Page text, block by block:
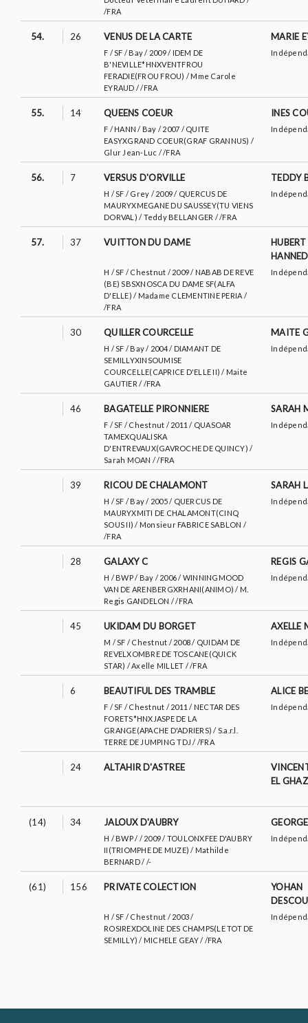
/FRA
54. 26 VENUS DE LA CARTE MARIE
F / SF / Bay / 2009 / IDEM DE
B'NEVILLE*HNXVENTFROU
FERADIE(FROU FROU) / Mme Carole
EYRAUD / /FRA
55. 14 QUEENS COEUR INES
F / HANN / Bay / 2007 / QUITE
EASYXGRAND COEUR(GRAF GRANNUS) /
Glur Jean-Luc / /FRA
56. 7 VERSUS D'ORVILLE TEDDY
H / SF / Grey / 2009 / QUERCUS DE
MAURYXMEGANE DU SAUSSEY(TU VIENS
DORVAL) / Teddy BELLANGER / /FRA
57. 37 VUITTON DU DAME
HUBERT
H / SF / Chestnut / 2009 / NABAB DE REVE
(BE) SBSXNOSCA DU DAME SF(ALFA
D'ELLE) / Madame CLEMENTINE PERIA /
/FRA
30 QUILLER COURCELLE MAITE
H / SF / Bay / 2004 / DIAMANT DE
SEMILLYXINSOUMISE
COURCELLE(CAPRICE D'ELLE II) / Maite
GAUTIER / /FRA
46 BAGATELLE PIRONNIERE SARAH
F / SF / Chestnut / 2011 / QUASOAR
TAMEXQUALISKA
D'ENTREVAUX(GAVROCHE DE QUINCY) /
Sarah MOAN / /FRA
39 RICOU DE CHALAMONT SARAH
H / SF / Bay / 2005 / QUERCUS DE
MAURYXMITI DE CHALAMONT(CINQ
SOUS II) / Monsieur FABRICE SABLON /
/FRA
28 GALAXY C REGIS
H / BWP / Bay / 2006 / WINNINGMOOD
VAN DE ARENBERGXRHANI(ANIMO) / M.
Regis GANDELON / /FRA
45 UKIDAM DU BORGET AXELLE
M / SF / Chestnut / 2008 / QUIDAM DE
REVELXOMBRE DE TOSCANE(QUICK
STAR) / Axelle MILLET / /FRA
6 BEAUTIFUL DES TRAMBLE ALICE
F / SF / Chestnut / 2011 / NECTAR DES
FORETS*HNXJASPE DE LA
GRANGE(APACHE D'ADRIERS) / S.a.r.l.
TERRE DE JUMPING TDJ / /FRA
24 ALTAHIR D'ASTREE
EL
(14) 34 JALOUX D'AUBRY
H / BWP / / 2009 / TOULONXFEE D'AUBRY
II(TRIOMPHE DE MUZE) / Mathilde
BERNARD / /-
(61) 156 PRIVATE COLECTION
YOHAN
H / SF / Chestnut / 2003 /
ROSIREXDOLINE DES CHAMPS(LE TOT DE
SEMILLY) / MICHELE GEAY / /FRA